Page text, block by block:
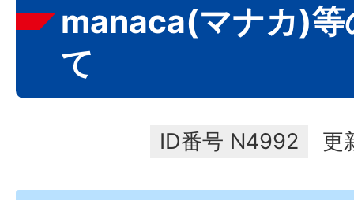
manaca(マナカ)等
て
ID番号 N4992 更